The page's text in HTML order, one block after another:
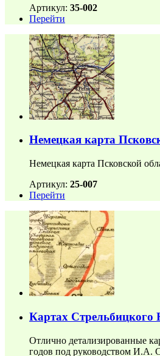
Артикул: 35-002
Перейти
Немецкая карта
Немецкая карта Псковской
Артикул: 25-007
Перейти
Картах Стрельбицкого
Отлично детализированные
годов под руководством И.А.